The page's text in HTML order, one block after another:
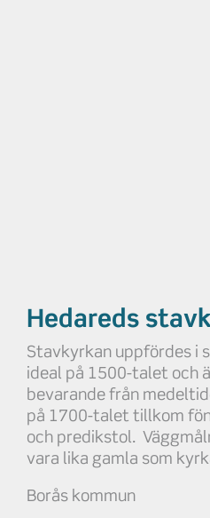
Hedareds
Stavkyrkan uppfördes i
ideal på 1500-talet och
bevarande från
på 1700-talet tillkom
och predikstol.
vara lika gamla som
Borås kommun